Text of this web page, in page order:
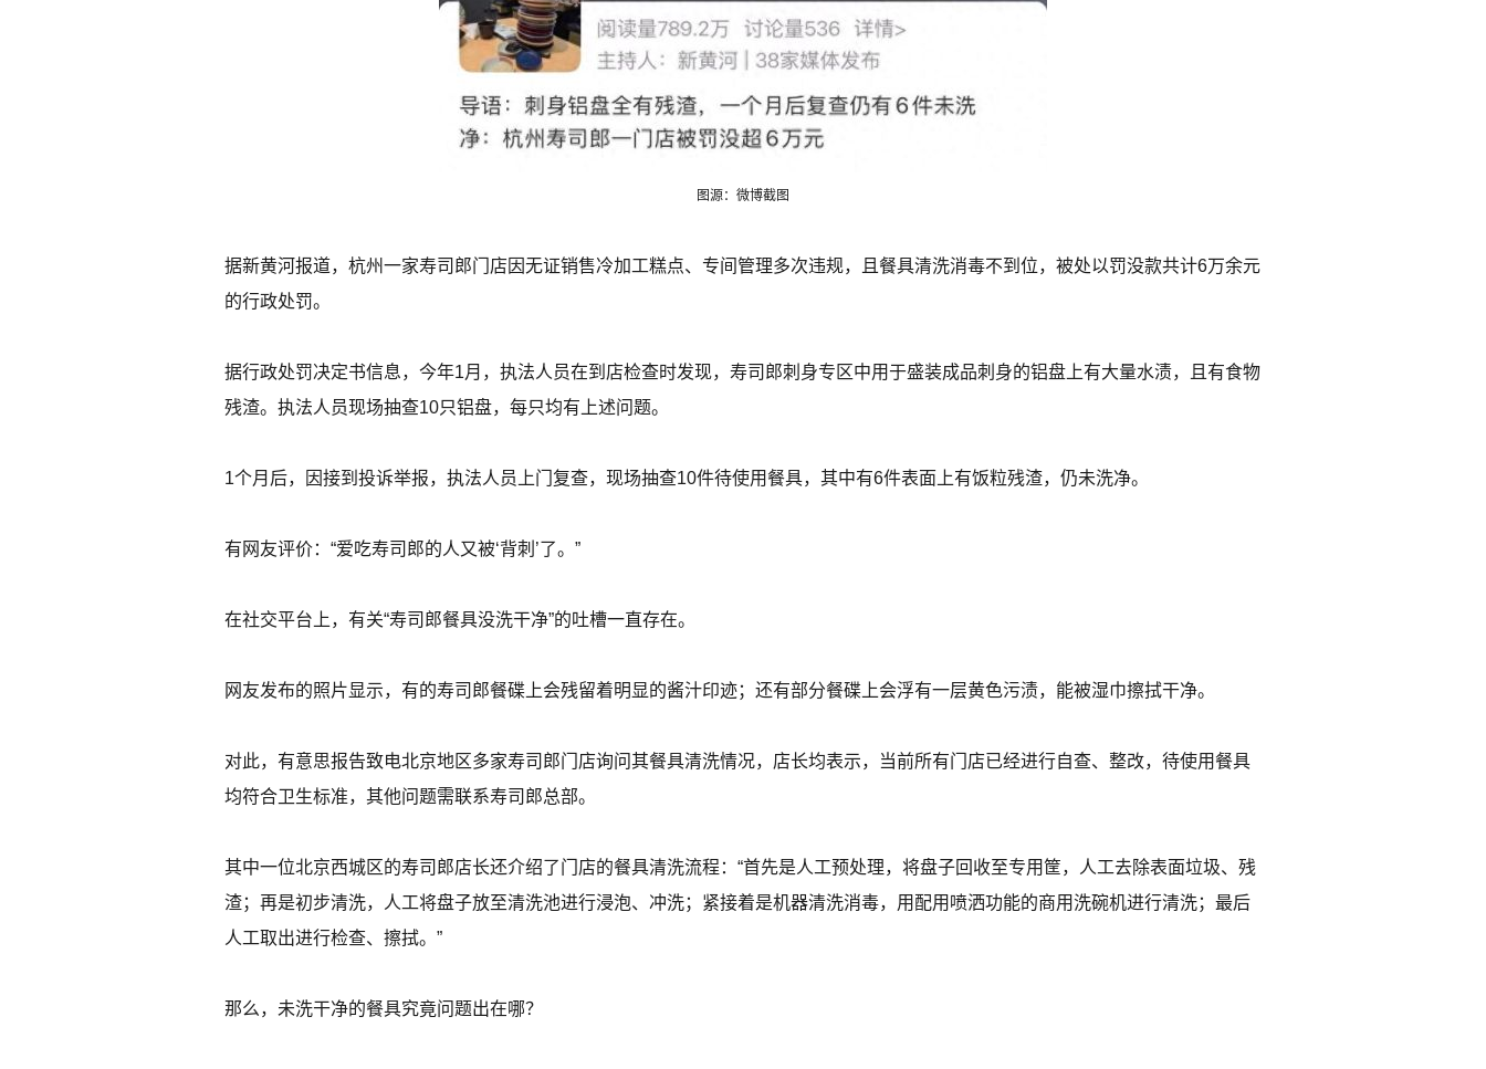
图源：微博截图
据新黄河报道，杭州一家寿司郎门店因无证销售冷加工糕点、专间管理多次违规，且餐具清洗消毒不到位，被处以罚没款共计6万余元
的行政处罚。
据行政处罚决定书信息，今年1月，执法人员在到店检查时发现，寿司郎刺身专区中用于盛装成品刺身的铝盘上有大量水渍，且有食物
残渣。执法人员现场抽查10只铝盘，每只均有上述问题。
1个月后，因接到投诉举报，执法人员上门复查，现场抽查10件待使用餐具，其中有6件表面上有饭粒残渣，仍未洗净。
有网友评价：“爱吃寿司郎的人又被‘背刺’了。”
在社交平台上，有关“寿司郎餐具没洗干净”的吐槽一直存在。
网友发布的照片显示，有的寿司郎餐碟上会残留着明显的酱汁印迹；还有部分餐碟上会浮有一层黄色污渍，能被湿巾擦拭干净。
对此，有意思报告致电北京地区多家寿司郎门店询问其餐具清洗情况，店长均表示，当前所有门店已经进行自查、整改，待使用餐具
均符合卫生标准，其他问题需联系寿司郎总部。
其中一位北京西城区的寿司郎店长还介绍了门店的餐具清洗流程：“首先是人工预处理，将盘子回收至专用筐，人工去除表面垃圾、残
渣；再是初步清洗，人工将盘子放至清洗池进行浸泡、冲洗；紧接着是机器清洗消毒，用配用喷洒功能的商用洗碗机进行清洗；最后
人工取出进行检查、擦拭。”
那么，未洗干净的餐具究竟问题出在哪？